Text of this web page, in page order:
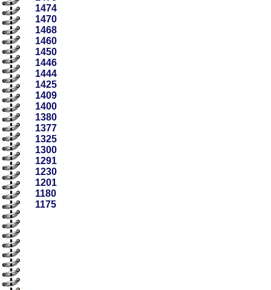
1474
1470
1468
1460
1450
1446
1444
1425
1409
1400
1380
1377
1325
1300
1291
1230
1201
1180
1175